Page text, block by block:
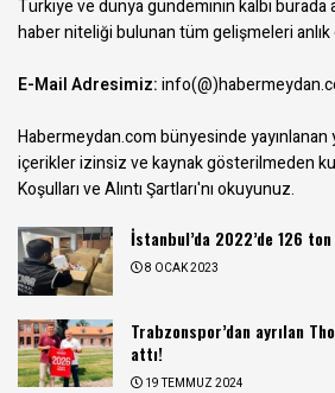
Türkiye ve dünya gündeminin kalbi burada
haber niteliği bulunan tüm gelişmeleri
E-Mail Adresimiz:
Habermeydan.com bünyesinde yayınlanan
içerikler izinsiz ve kaynak gösterilmeden
Koşulları ve Alıntı Şartları'nı okuyunuz.
İstanbul’da 2022’de 126
8 OCAK 2023
Trabzonspor’dan ayrılan
attı!
19 TEMMUZ 2024